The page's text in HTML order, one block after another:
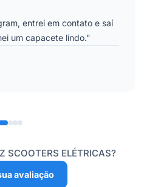
entrei em contato e saí
um capacete lindo."
ELÉTRICAS?
avaliação